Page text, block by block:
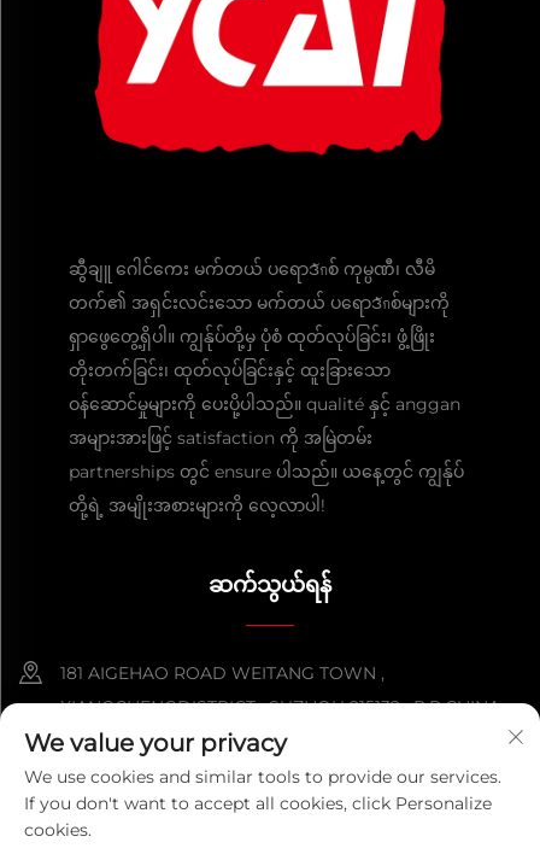
ဆွီချူ ဂေါင်ကေး မက်တယ် ပရောဒักစ် ကုမ္ပဏီ၊ လီမိ
တက်၏ အရှင်းလင်းသော မက်တယ် ပရောဒักစ်များကို
ရှာဖွေတွေ့ရှိပါ။ ကျွန်ုပ်တို့မှ ပုံစံ ထုတ်လုပ်ခြင်း၊ ဖွံ့ဖြိုး
တိုးတက်ခြင်း၊ ထုတ်လုပ်ခြင်းနှင့် ထူးခြားသော
ဝန်ဆောင်မှုများကို ပေးပို့ပါသည်။ qualité နှင့် anggan
အများအားဖြင့် satisfaction ကို အမြဲတမ်း
partnerships တွင် ensure ပါသည်။ ယနေ့တွင် ကျွန်ုပ်
တို့ရဲ့ အမျိုးအစားများကို လေ့လာပါ!
ဆက်သွယ်ရန်
181 AIGEHAO ROAD WEITANG TOWN ,
XIANGCHENGDISTRICT , SUZHOU 215132 , P.R.CHINA
+86-152 5000 0863
[email protected]
We value your privacy
We use cookies and similar tools to provide our services.
If you don't want to accept all cookies, click Personalize
cookies.